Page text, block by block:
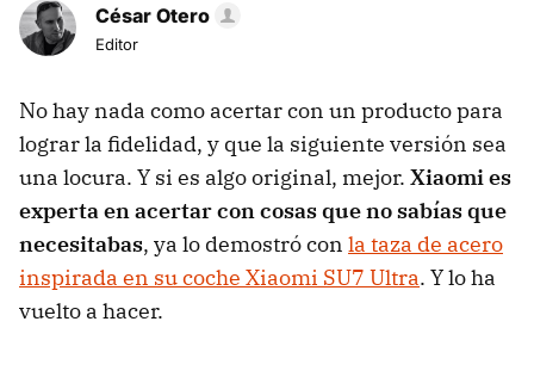
César Otero
Editor
No hay nada como acertar con un producto para
lograr la fidelidad, y que la siguiente versión sea
una locura. Y si es algo original, mejor. Xiaomi es
experta en acertar con cosas que no sabías que
necesitabas, ya lo demostró con la taza de acero
inspirada en su coche Xiaomi SU7 Ultra. Y lo ha
vuelto a hacer.